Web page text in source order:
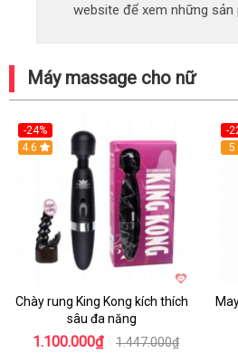
website để xem những sản
Máy massage cho nữ
-24%
4.6
Chày rung King Kong kích thích
sâu đa năng
1.100.000₫ 1.447.000₫
-
Hot
5